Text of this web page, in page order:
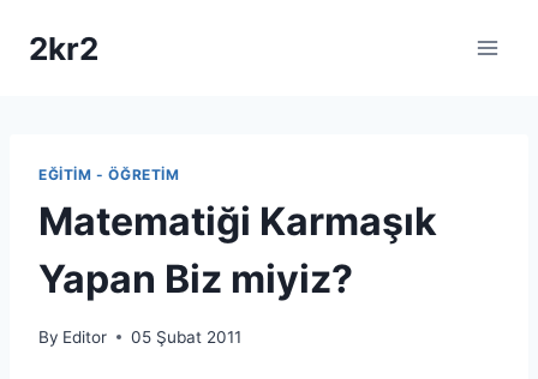
2kr2
EĞITIM - ÖĞRETIM
Matematiği Karmaşık
Yapan Biz miyiz?
By Editor 05 Şubat 2011